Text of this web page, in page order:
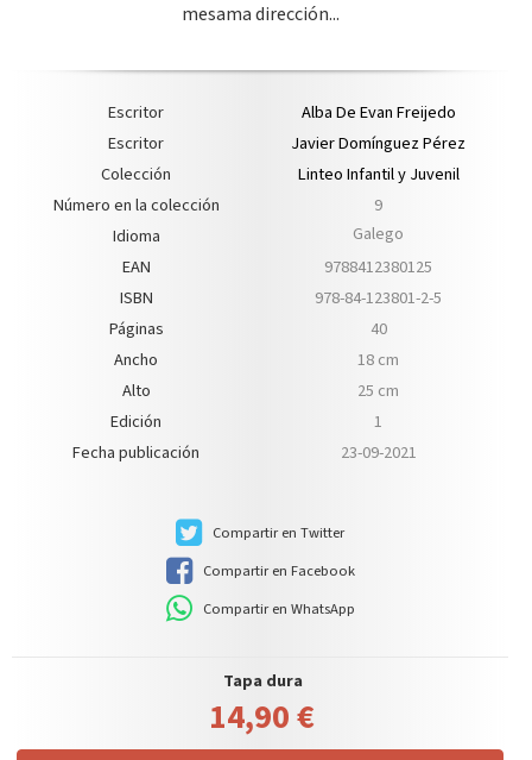
mesama dirección...
Escritor
Alba De Evan Freijedo
Escritor
Javier Domínguez Pérez
Colección
Linteo Infantil y Juvenil
Número en la colección
9
Idioma
Galego
EAN
9788412380125
ISBN
978-84-123801-2-5
Páginas
40
Ancho
18 cm
Alto
25 cm
Edición
1
Fecha publicación
23-09-2021
Compartir en Twitter
Compartir en Facebook
Compartir en WhatsApp
Tapa dura
14,90 €